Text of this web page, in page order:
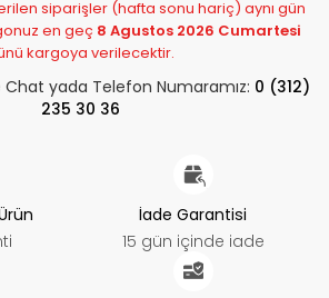
siparişler (hafta sonu hariç) aynı gün
en geç 8 Agustos 2026 Cumartesi
kargoya verilecektir.
yada Telefon Numaramız: 0 (312)
235 30 36
İade Garantisi
15 gün içinde iade